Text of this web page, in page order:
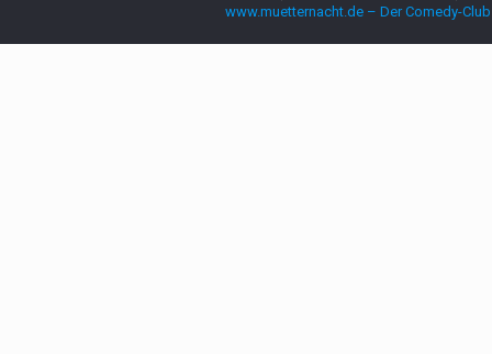
www.muetternacht.de – Der Comedy-Club